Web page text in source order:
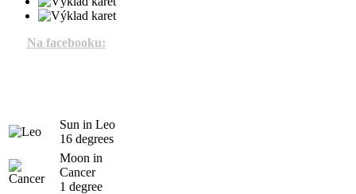
Na facebooku:
Sun in Leo
16 degrees
Moon in
Cancer
1 degree